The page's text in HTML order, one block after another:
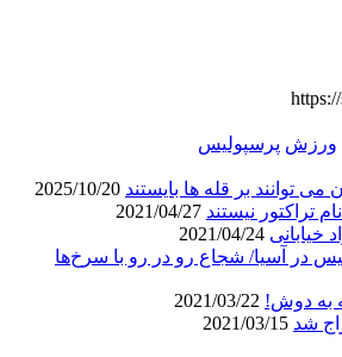
ورزش پرسپولیس
می توانند بر قله ها بایستند
تراکتور نیستند
خیابانی
در آسیا/ شجاع رو در رو با سرخ‌ها
به دوش!
شد